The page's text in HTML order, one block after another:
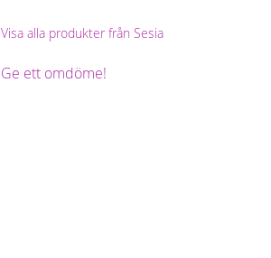
Visa alla produkter från Sesia
Ge ett omdöme!